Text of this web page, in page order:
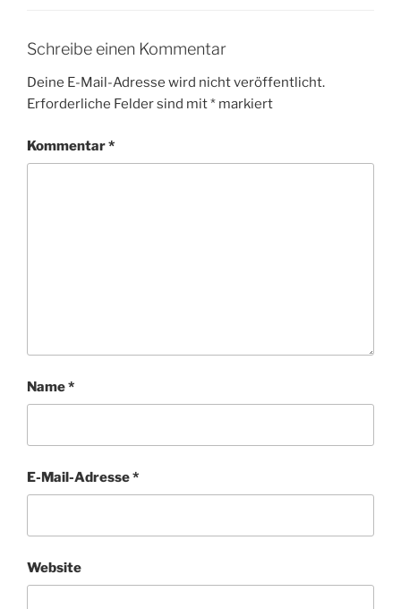
Schreibe einen Kommentar
Deine E-Mail-Adresse wird nicht veröffentlicht.
Erforderliche Felder sind mit* markiert
Kommentar*
Name*
E-Mail-Adresse*
Website